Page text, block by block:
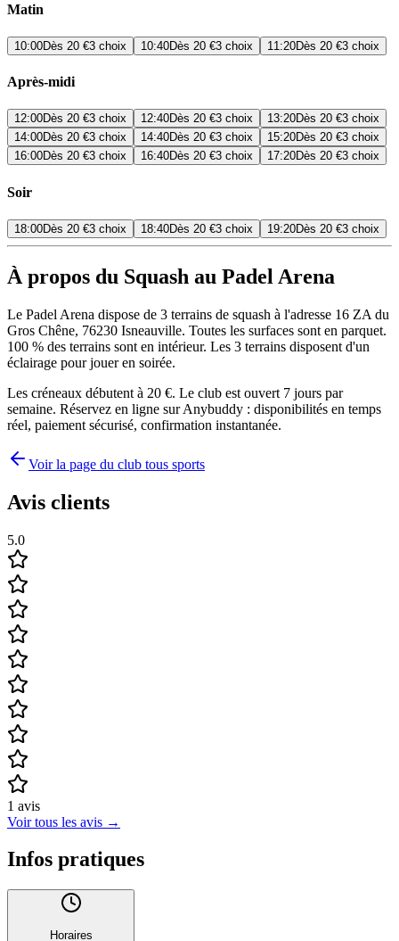
Matin
10:00Dès 20 €3 choix 10:40Dès 20 €3 choix 11:20Dès 20 €3 choix
Après-midi
12:00Dès 20 €3 choix 12:40Dès 20 €3 choix 13:20Dès 20 €3 choix
14:00Dès 20 €3 choix 14:40Dès 20 €3 choix 15:20Dès 20 €3 choix
16:00Dès 20 €3 choix 16:40Dès 20 €3 choix 17:20Dès 20 €3 choix
Soir
18:00Dès 20 €3 choix 18:40Dès 20 €3 choix 19:20Dès 20 €3 choix
À propos du Squash au Padel Arena
Le Padel Arena dispose de 3 terrains de squash à l'adresse 16 ZA du
Gros Chêne, 76230 Isneauville. Toutes les surfaces sont en parquet.
100 % des terrains sont en intérieur. Les 3 terrains disposent d'un
éclairage pour jouer en soirée.
Les créneaux débutent à 20 €. Le club est ouvert 7 jours par
semaine. Réservez en ligne sur Anybuddy : disponibilités en temps
réel, paiement sécurisé, confirmation instantanée.
Voir la page du club tous sports
Avis clients
5.0
1 avis
Voir tous les avis →
Infos pratiques
Horaires